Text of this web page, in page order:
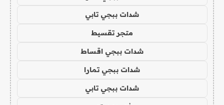
شدات ببجي تابي
متجر تقسيط
شدات ببجي اقساط
شدات ببجي تمارا
شدات ببجي تابي